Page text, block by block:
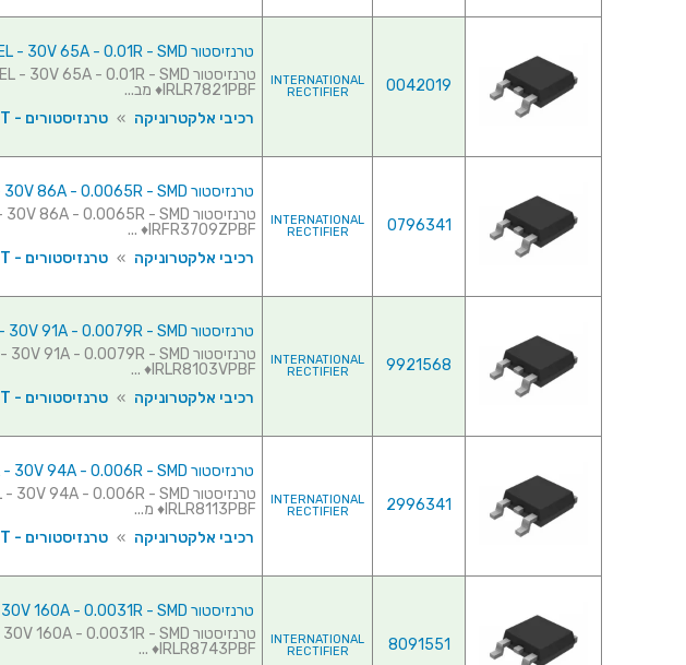
0042019
INTERNATIONAL
RECTIFIER
טרנזיסטור N CHANNEL - 30V 65A - 0.01R - SMD
IRLR7821PBF♦ מב...
רכיבי אלקטרוניקה » טרנזיסטורים - MOSFET
0796341
INTERNATIONAL
RECTIFIER
טרנזיסטור N CHANNEL - 30V 86A - 0.0065R - SMD
IRFR3709ZPBF♦ ...
רכיבי אלקטרוניקה » טרנזיסטורים - MOSFET
9921568
INTERNATIONAL
RECTIFIER
טרנזיסטור N CHANNEL - 30V 91A - 0.0079R - SMD
IRLR8103VPBF♦ ...
רכיבי אלקטרוניקה » טרנזיסטורים - MOSFET
2996341
INTERNATIONAL
RECTIFIER
טרנזיסטור N CHANNEL - 30V 94A - 0.006R - SMD
IRLR8113PBF♦ מ...
רכיבי אלקטרוניקה » טרנזיסטורים - MOSFET
8091551
INTERNATIONAL
RECTIFIER
טרנזיסטור N CHANNEL - 30V 160A - 0.0031R - SMD
IRLR8743PBF♦ ...